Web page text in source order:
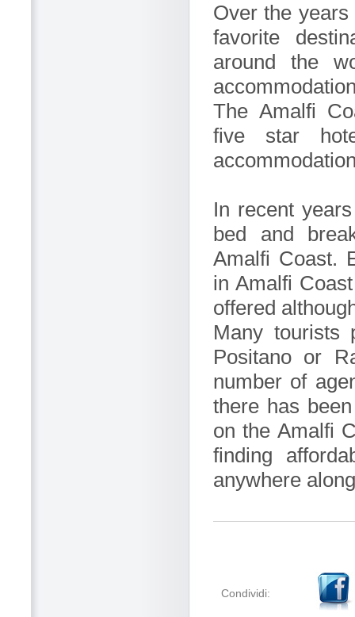
Over the
favorite
around the
The Amalfi
five star
In recent
bed and
Amalfi Coast.
in Amalfi
offered
Many tourists
Positano or
number of
there has
on the Amalfi
finding
anywhere
Condividi: